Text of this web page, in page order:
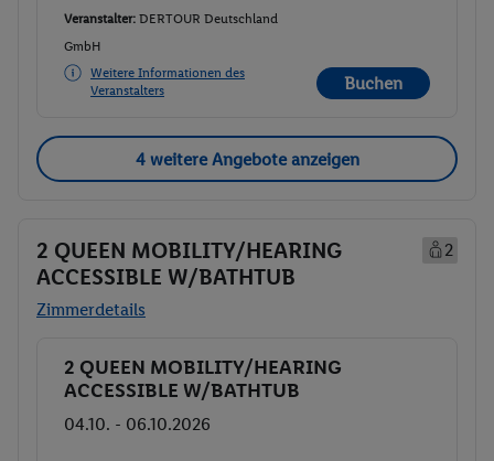
Veranstalter: DERTOUR Deutschland
GmbH
Weitere Informationen des
Veranstalters
Buchen
4 weitere Angebote anzeigen
2 QUEEN MOBILITY/HEARING
ACCESSIBLE W/BATHTUB
2
Zimmerdetails
Buchen
2 QUEEN MOBILITY/HEARING
ACCESSIBLE W/BATHTUB
04.10. - 06.10.2026